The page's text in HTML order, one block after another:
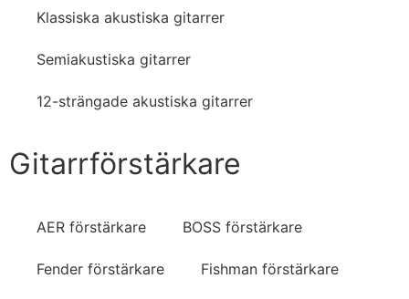
Klassiska akustiska gitarrer
Semiakustiska gitarrer
12-strängade akustiska gitarrer
Gitarrförstärkare
AER förstärkare BOSS förstärkare
Fender förstärkare Fishman förstärkare